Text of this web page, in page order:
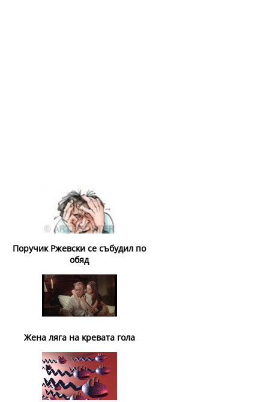
Поручик Ржевски се събудил по
обяд
Жена ляга на кревата гола